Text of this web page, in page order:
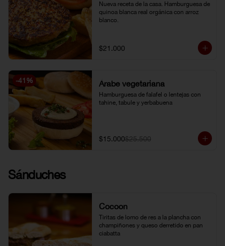
Nueva receta de la casa. Hamburguesa de
quinoa blanca real orgánica con arroz
blanco.
$21.000
-41 % Árabe vegetariana
Hamburguesa de falafel o lentejas con
tahine, tabule y yerbabuena
$15.000$25.500
Sánduches
Cocoon
Tiritas de lomo de res a la plancha con
champiñones y queso derretido en pan
ciabatta